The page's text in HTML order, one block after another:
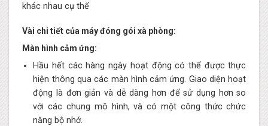
khác nhau cụ thể
Vài chi tiết của máy đóng gói xà phòng:
Màn hình cảm ứng:
Hầu hết các hàng ngày hoạt động có thể được thực
hiện thông qua các màn hình cảm ứng. Giao diện hoạt
động là đơn giản và dễ dàng hơn để sử dụng hơn so
với các chung mô hình, và có một công thức chức
năng bộ nhớ.